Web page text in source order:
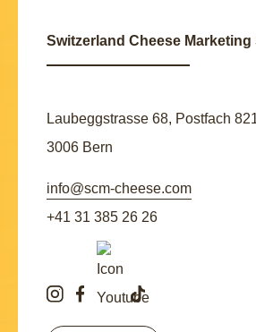
Switzerland Cheese Marketing
Laubeggstrasse 68, Postfach
3006 Bern
info@scm-cheese.com
+41 31 385 26 26